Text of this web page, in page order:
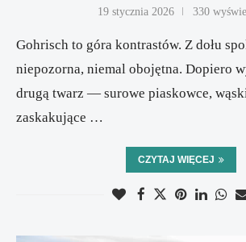
19 stycznia 2026 330
Gohrisch to góra kontrastów. Z dołu
niepozorna, niemal obojętna. Dopiero
drugą twarz — surowe piaskowce,
zaskakujące …
CZYTAJ WIĘCEJ